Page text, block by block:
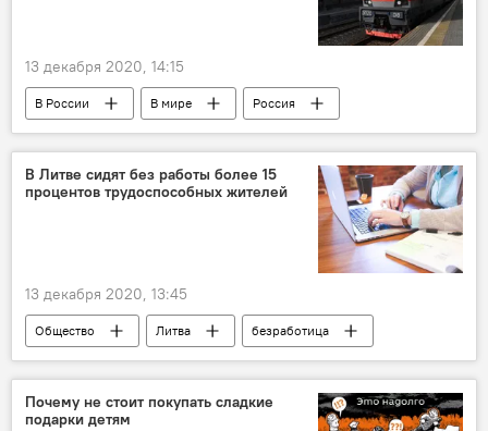
13 декабря 2020, 14:15
В России В мире
Россия
РЖД
поезд
В Литве сидят без работы более 15
процентов трудоспособных жителей
13 декабря 2020, 13:45
Общество Литва
безработица
коронавирус
Почему не стоит покупать сладкие
подарки детям